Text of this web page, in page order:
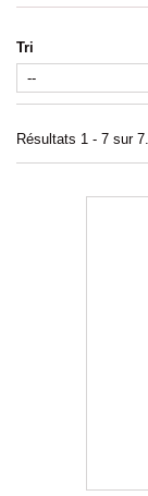
Tri
Résultats 1 - 7 sur 7.